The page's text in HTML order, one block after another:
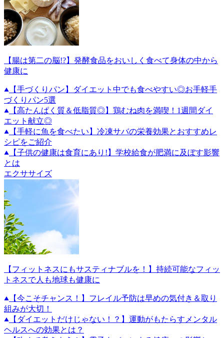
【腸は第二の脳!?】発酵食品をおいしく食べて身体の中から
健康に
【手づくりパン】ダイエット中でも食べやすい◎お手軽手
づくりパン5選
【高たんぱく質＆低脂質◎】鶏むね肉を満喫！1週間ダイ
エット献立◎
【手軽に魚を食べたい】冷凍サバの栄養効果とおすすめレ
シピをご紹介
【子供の健康は食育にあり!】学校給食が肥満に及ぼす影響
とは
エクササイズ
【フィットネスにもサスティナブルを！】持続可能なフィッ
トネスで人も地球も健康に
【今こそチャンス！】フレイル予防は早めの気付き＆取り
組みが大切！
【ダイエットだけじゃない！？】運動がもたらすメンタル
ヘルスへの効果とは？